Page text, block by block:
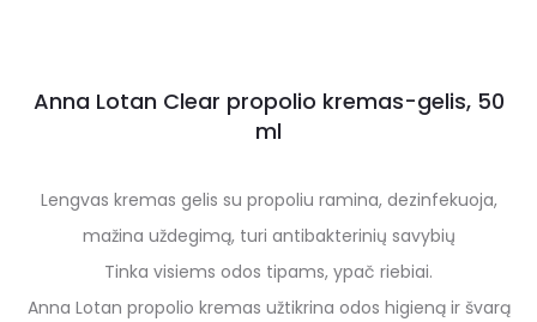
Anna Lotan Clear propolio kremas-gelis, 50
ml
Lengvas kremas gelis su propoliu ramina, dezinfekuoja,
mažina uždegimą, turi antibakterinių savybių
Tinka visiems odos tipams, ypač riebiai.
Anna Lotan propolio kremas užtikrina odos higieną ir švarą